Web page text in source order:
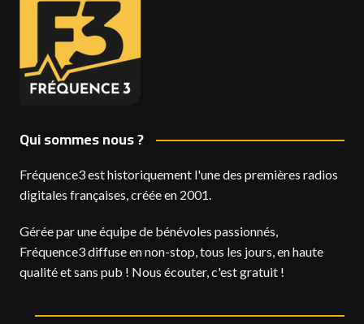
Qui sommes nous ?
Fréquence3 est historiquement l'une des premières radios
digitales françaises, créée en 2001.
Gérée par une équipe de bénévoles passionnés,
Fréquence3 diffuse en non-stop, tous les jours, en haute
qualité et sans pub ! Nous écouter, c'est gratuit !